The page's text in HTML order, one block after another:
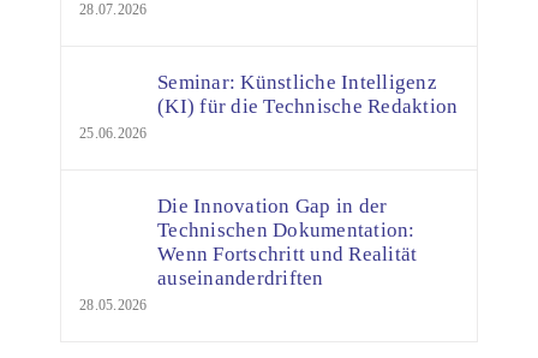
28.07.2026
Seminar: Künstliche Intelligenz
(KI) für die Technische Redaktion
25.06.2026
Die Innovation Gap in der
Technischen Dokumentation:
Wenn Fortschritt und Realität
auseinanderdriften
28.05.2026